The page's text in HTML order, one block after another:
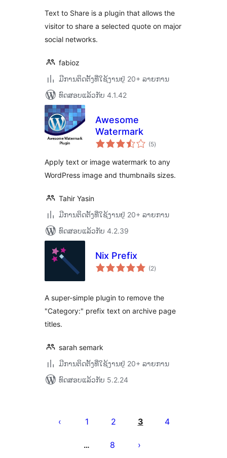
Text to Share is a plugin that allows the
visitor to share a selected quote on major
social networks.
fabioz
ມີການຕິດຕັ້ງທີ່ໃຊ້ງານຢູ່ 20+ ລາຍການ
ທົດສອບແລ້ວກັບ 4.1.42
Awesome
Watermark
(5ຄະແນນ
ທັງໝົດ
)
Apply text or image watermark to any
WordPress image and thumbnails sizes.
Tahir Yasin
ມີການຕິດຕັ້ງທີ່ໃຊ້ງານຢູ່ 20+ ລາຍການ
ທົດສອບແລ້ວກັບ 4.2.39
Nix Prefix
(2ຄະແນນ
ທັງໝົດ
)
A super-simple plugin to remove the
"Category:" prefix text on archive page
titles.
sarah semark
ມີການຕິດຕັ້ງທີ່ໃຊ້ງານຢູ່ 20+ ລາຍການ
ທົດສອບແລ້ວກັບ 5.2.24
ແບ່ງ
1 2 3 4
… 8